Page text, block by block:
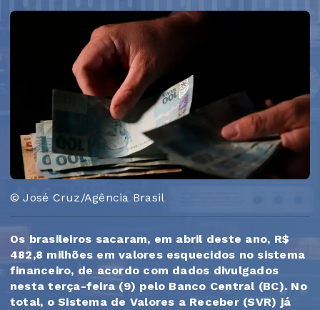
© José Cruz/Agência Brasil
Os brasileiros sacaram, em abril deste ano, R$
482,8 milhões em valores esquecidos no sistema
financeiro, de acordo com dados divulgados
nesta terça-feira (9) pelo Banco Central (BC). No
total, o Sistema de Valores a Receber (SVR) já